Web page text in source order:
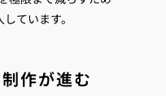
ています。
作が進む